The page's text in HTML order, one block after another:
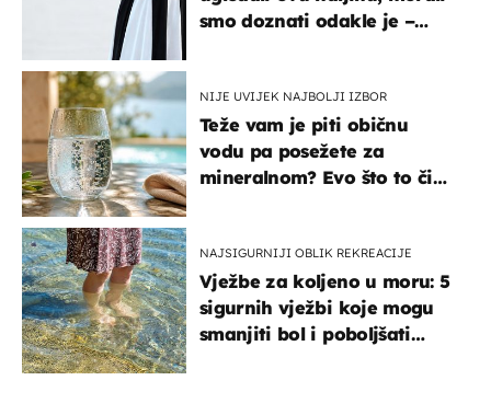
smo doznati odakle je –
NIJE UVIJEK NAJBOLJI IZBOR
Teže vam je piti običnu
vodu pa posežete za
mineralnom? Evo što to čini
NAJSIGURNIJI OBLIK REKREACIJE
Vježbe za koljeno u moru: 5
sigurnih vježbi koje mogu
smanjiti bol i poboljšati